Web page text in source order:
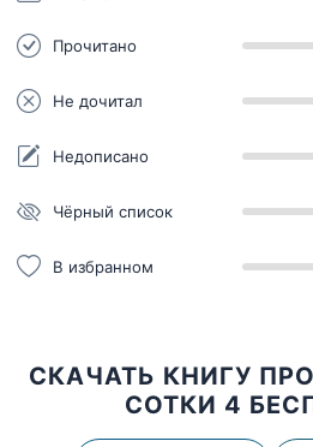
Прочитано
Не дочитал
Недописано
Чёрный список
В избранном
СКАЧАТЬ КНИГУ
СОТКИ 4